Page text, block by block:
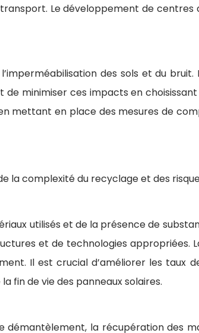
Le développement de
des sols et du
minimiser ces impacts en
mettant en place des mesures de
la complexité du recyclage et des
utilisés et de la présence de
et de technologies appropriées.
Il est crucial d’améliorer les taux
fin de vie des panneaux solaires.
la récupération des